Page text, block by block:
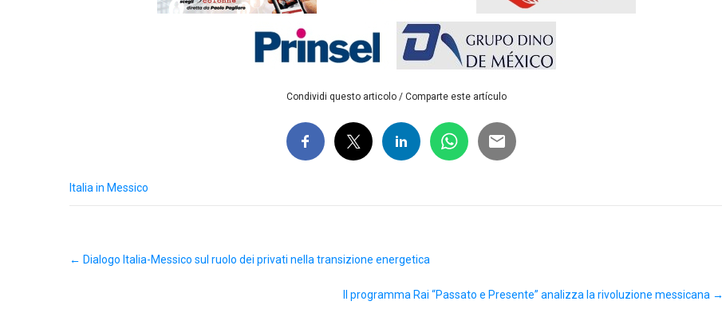
Condividi questo articolo / Comparte este artículo
Italia in Messico
navigation
← Dialogo Italia-Messico sul ruolo dei privati nella transizione energetica
Il programma Rai “Passato e Presente” analizza la rivoluzione messicana →